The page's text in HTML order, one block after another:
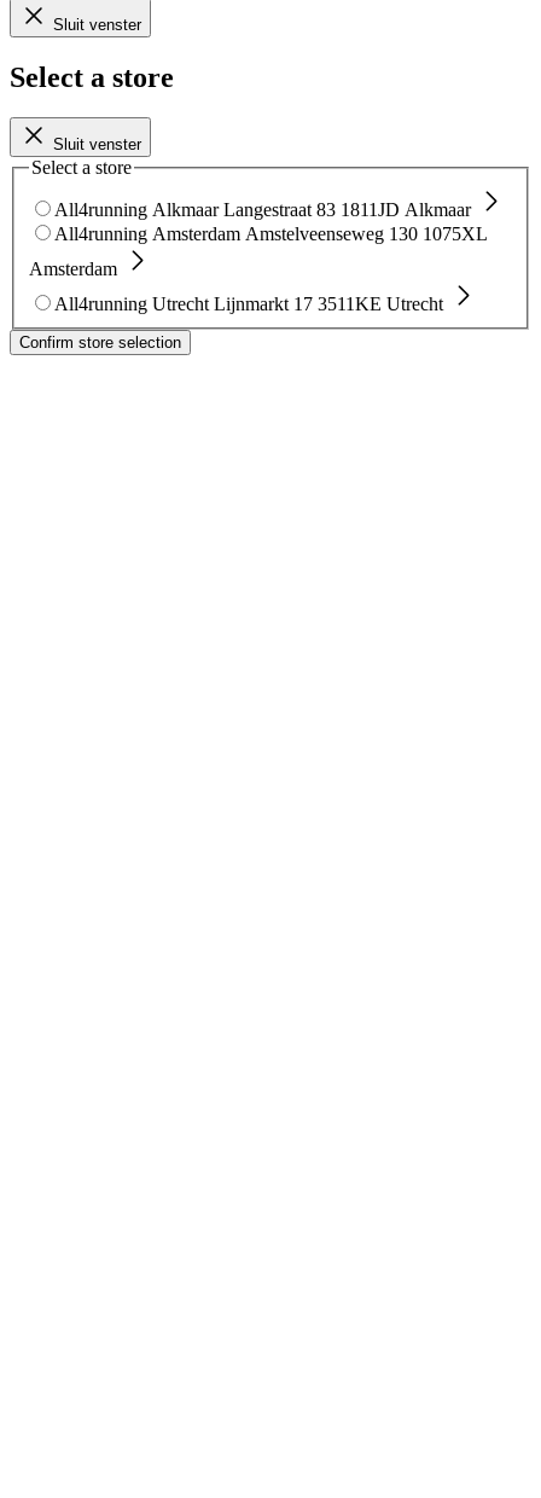
Sluit venster
Select a store
Sluit venster
Select a store
All4running Alkmaar Langestraat 83 1811JD Alkmaar
All4running Amsterdam Amstelveenseweg 130 1075XL
Amsterdam
All4running Utrecht Lijnmarkt 17 3511KE Utrecht
Confirm store selection